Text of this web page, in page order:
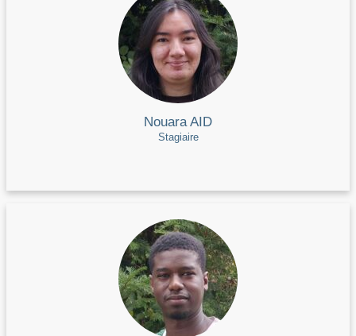
Nouara AID
Stagiaire